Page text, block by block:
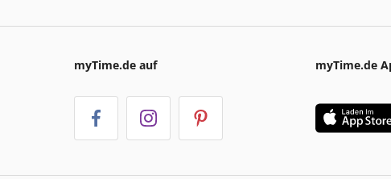
myTime.de auf myTime.de